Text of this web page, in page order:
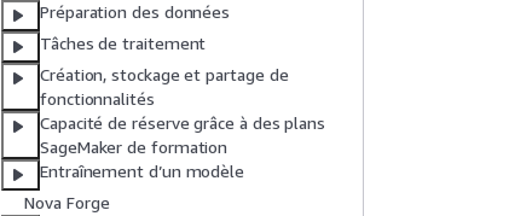
Préparation des données
Tâches de traitement
Création, stockage et partage de
fonctionnalités
Capacité de réserve grâce à des plans
SageMaker de formation
Entraînement d’un modèle
Nova Forge